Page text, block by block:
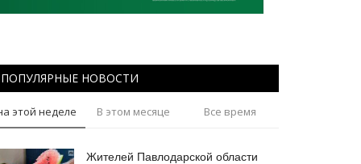
ПОПУЛЯРНЫЕ НОВОСТИ
этой неделе В этом месяце Все время
Жителей Павлодарской области